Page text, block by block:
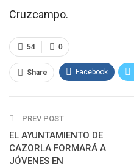
Cruzcampo.
0
54
Share Facebook
Email
PREV POST
EL AYUNTAMIENTO DE
CAZORLA FORMARÁ A
JÓVENES EN